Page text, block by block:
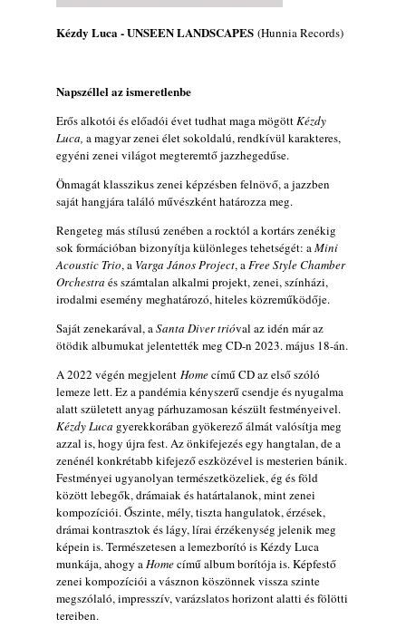
Jazz-rock albumok 1983-ból - John Scofield
„Out like a Light”
„Shinola”
2026. augusztus 04.
Kikkel beszéltem 2.0 – 5. rész: D
2026. augusztus 04.
Lemezek a hatvanas-hetvenes évekből - 84.
rész: Irving Ashby – Memoirs
2026. augusztus 04.
10 éve halt meg lapunk főszerkesztő-
helyettese, Csányi Attila
2026. augusztus 04.
45 éve történt… Jazz-rock albumok 1981-
ből - Shakatak „Drivin’ Hard”
Jazz a Márványteremben – Mizar (2008.
január 4.)
2026. augusztus 03.
Gondolataim - 2026 (XI. évfolyam - 8. rész)
2026. augusztus 02.
A 21. században meghalt magyar jazz
muzsikusok – 109. rész: (Dr.) Borissza Géza
2026. augusztus 02.
Exkluzív interjú Bóna Lászlóval
2026. augusztus 01.
2026-os jazzfesztiválok, amelyekről én is
Kézdy Luca - UNSEEN LANDSCAPES (Hunnia Records)
Napszéllel az ismeretlenbe
Erős alkotói és előadói évet tudhat maga mögöttKézdy
Luca, a magyar zenei élet sokoldalú, rendkívül karakteres,
egyéni zenei világot megteremtő jazzhegedűse.
Önmagát klasszikus zenei képzésben felnövő, a jazzben
saját hangjára találó művészként határozza meg.
Rengeteg más stílusú zenében a rocktól a kortárs zenékig
sok formációban bizonyítja különleges tehetségét: aMini
Acoustic Trio, a Varga János Project, aFree Style Chamber
Orchestra és számtalan alkalmi projekt, zenei, színházi,
irodalmi esemény meghatározó, hiteles közreműködője.
Saját zenekarával, aSanta Diver trióval az idén már az
ötödik albumukat jelentették meg CD-n 2023. május 18-án.
A 2022 végén megjelent Homecímű CD az első szóló
lemeze lett. Ez a pandémia kényszerű csendje és nyugalma
alatt született anyag párhuzamosan készült festményeivel.
Kézdy Luca gyerekkorában gyökerező álmát valósítja meg
azzal is, hogy újra fest. Az önkifejezés egy hangtalan, de a
zenénél konkrétabb kifejező eszközével is mesterien bánik.
Festményei ugyanolyan természetközeliek, ég és föld
között lebegők, drámaiak és határtalanok, mint zenei
kompozíciói. Őszinte, mély, tiszta hangulatok, érzések,
drámai kontrasztok és lágy, lírai érzékenység jelenik meg
képein is. Természetesen a lemezborító is Kézdy Luca
munkája, ahogy aHomecímű album borítója is. Képfestő
zenei kompozíciói a vásznon köszönnek vissza szinte
megszólaló, impresszív, varázslatos horizont alatti és fölötti
tereiben.